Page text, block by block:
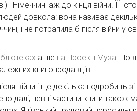
аж до кінця війни. ЇЇ
довкола: вона називає
і не потрапила б після війни у
а ще на Проекті Муза.
книгопродавців.
війни і ще декілька подробиць зі
далі, певні частини книги